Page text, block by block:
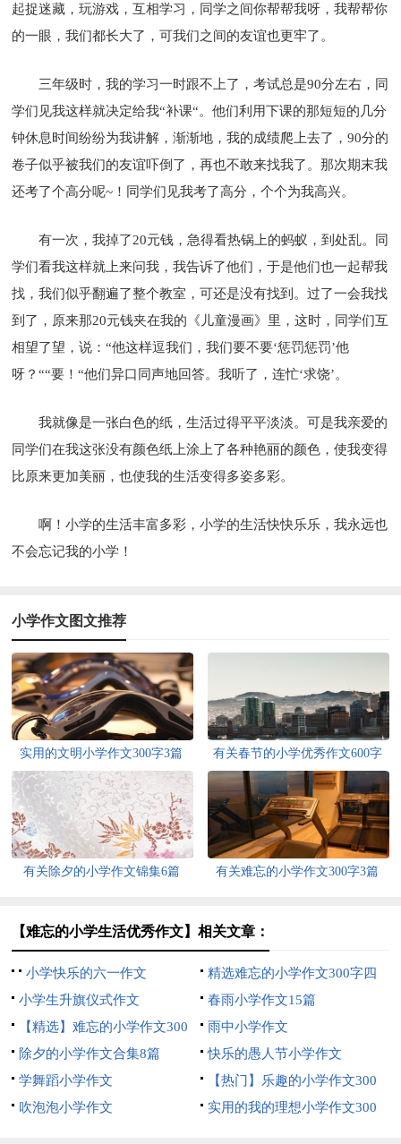
起捉迷藏，玩游戏，互相学习，同学之间你帮帮我呀，我帮帮你
的一眼，我们都长大了，可我们之间的友谊也更牢了。
三年级时，我的学习一时跟不上了，考试总是90分左右，同
学们见我这样就决定给我“补课“。他们利用下课的那短短的几分
钟休息时间纷纷为我讲解，渐渐地，我的成绩爬上去了，90分的
卷子似乎被我们的友谊吓倒了，再也不敢来找我了。那次期末我
还考了个高分呢~！同学们见我考了高分，个个为我高兴。
有一次，我掉了20元钱，急得看热锅上的蚂蚁，到处乱。同
学们看我这样就上来问我，我告诉了他们，于是他们也一起帮我
找，我们似乎翻遍了整个教室，可还是没有找到。过了一会我找
到了，原来那20元钱夹在我的《儿童漫画》里，这时，同学们互
相望了望，说：“他这样逗我们，我们要不要‘惩罚惩罚’他
呀？““要！“他们异口同声地回答。我听了，连忙‘求饶’。
我就像是一张白色的纸，生活过得平平淡淡。可是我亲爱的
同学们在我这张没有颜色纸上涂上了各种艳丽的颜色，使我变得
比原来更加美丽，也使我的生活变得多姿多彩。
啊！小学的生活丰富多彩，小学的生活快快乐乐，我永远也
不会忘记我的小学！
小学作文图文推荐
实用的文明小学作文300字3篇
有关春节的小学优秀作文600字
四篇
有关除夕的小学作文锦集6篇 有关难忘的小学作文300字3篇
【难忘的小学生活优秀作文】相关文章：
小学快乐的六一作文
精选难忘的小学作文300字四
篇
小学生升旗仪式作文
春雨小学作文15篇
【精选】难忘的小学作文300
字3篇
雨中小学作文
除夕的小学作文合集8篇
快乐的愚人节小学作文
学舞蹈小学作文
【热门】乐趣的小学作文300
字三篇
吹泡泡小学作文
实用的我的理想小学作文300